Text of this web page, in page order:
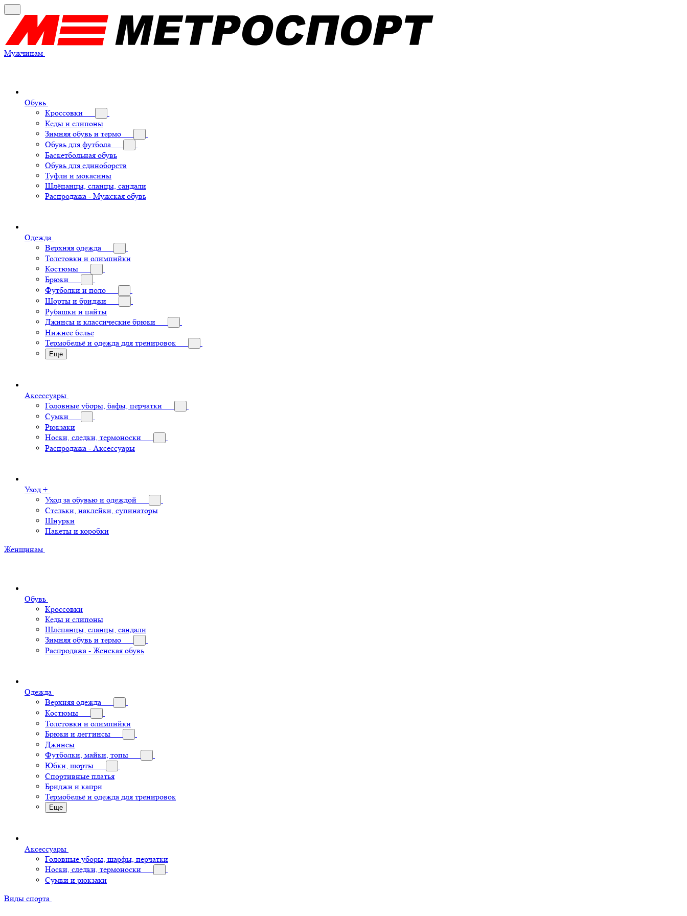
Мужчинам
Обувь
Кроссовки
Кеды и слипоны
Зимняя обувь и термо
Обувь для футбола
Баскетбольная обувь
Обувь для единоборств
Туфли и мокасины
Шлёпанцы, сланцы, сандали
Распродажа - Мужская обувь
Одежда
Верхняя одежда
Толстовки и олимпийки
Костюмы
Брюки
Футболки и поло
Шорты и бриджи
Рубашки и пайты
Джинсы и классические брюки
Нижнее белье
Термобельё и одежда для тренировок
Еще
Аксессуары
Головные уборы, бафы, перчатки
Сумки
Рюкзаки
Носки, следки, термоноски
Распродажа - Аксессуары
Уход +
Уход за обувью и одеждой
Стельки, наклейки, супинаторы
Шнурки
Пакеты и коробки
Женщинам
Обувь
Кроссовки
Кеды и слипоны
Шлёпанцы, сланцы, сандали
Зимняя обувь и термо
Распродажа - Женская обувь
Одежда
Верхняя одежда
Костюмы
Толстовки и олимпийки
Брюки и леггинсы
Джинсы
Футболки, майки, топы
Юбки, шорты
Спортивные платья
Бриджи и капри
Термобельё и одежда для тренировок
Еще
Аксессуары
Головные уборы, шарфы, перчатки
Носки, следки, термоноски
Сумки и рюкзаки
Виды спорта